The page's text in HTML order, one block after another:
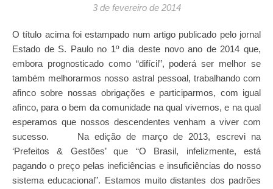
3 de fevereiro de 2014
O título acima foi estampado num artigo publicado pelo jornal
Estado de S. Paulo no 1º dia deste novo ano de 2014 que,
embora prognosticado como “difícil”, poderá ser melhor se
também melhorarmos nosso astral pessoal, trabalhando com
afinco sobre nossas obrigações e participarmos, com igual
afinco, para o bem da comunidade na qual vivemos, e na qual
esperamos que nossos descendentes venham a viver com
sucesso. Na edição de março de 2013, escrevi na
‘Prefeitos & Gestões’ que “O Brasil, infelizmente, está
pagando o preço pelas ineficiências e insuficiências do nosso
sistema educacional”. Estamos muito distantes dos padrões